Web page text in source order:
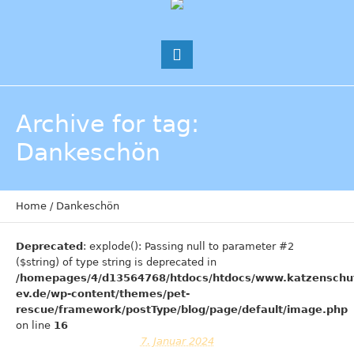
Archive for tag:
Dankeschön
Home / Dankeschön
Deprecated: explode(): Passing null to parameter #2
($string) of type string is deprecated in
/homepages/4/d13564768/htdocs/htdocs/
ev.de/wp-content/themes/pet-
rescue/framework/postType/blog/page/default/image.php
on line 16
7. Januar 2024